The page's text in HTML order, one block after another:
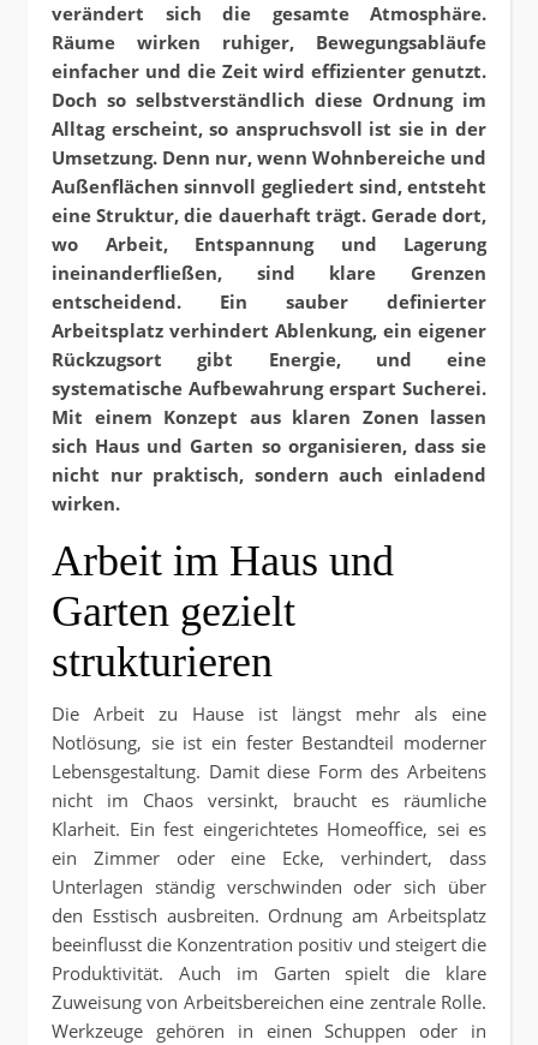
verändert sich die gesamte Atmosphäre.
Räume wirken ruhiger, Bewegungsabläufe
einfacher und die Zeit wird effizienter genutzt.
Doch so selbstverständlich diese Ordnung im
Alltag erscheint, so anspruchsvoll ist sie in der
Umsetzung. Denn nur, wenn Wohnbereiche und
Außenflächen sinnvoll gegliedert sind, entsteht
eine Struktur, die dauerhaft trägt. Gerade dort,
wo Arbeit, Entspannung und Lagerung
ineinanderfließen, sind klare Grenzen
entscheidend. Ein sauber definierter
Arbeitsplatz verhindert Ablenkung, ein eigener
Rückzugsort gibt Energie, und eine
systematische Aufbewahrung erspart Sucherei.
Mit einem Konzept aus klaren Zonen lassen
sich Haus und Garten so organisieren, dass sie
nicht nur praktisch, sondern auch einladend
wirken.
Arbeit im Haus und
Garten gezielt
strukturieren
Die Arbeit zu Hause ist längst mehr als eine
Notlösung, sie ist ein fester Bestandteil moderner
Lebensgestaltung. Damit diese Form des Arbeitens
nicht im Chaos versinkt, braucht es räumliche
Klarheit. Ein fest eingerichtetes Homeoffice, sei es
ein Zimmer oder eine Ecke, verhindert, dass
Unterlagen ständig verschwinden oder sich über
den Esstisch ausbreiten. Ordnung am Arbeitsplatz
beeinflusst die Konzentration positiv und steigert die
Produktivität. Auch im Garten spielt die klare
Zuweisung von Arbeitsbereichen eine zentrale Rolle.
Werkzeuge gehören in einen Schuppen oder in